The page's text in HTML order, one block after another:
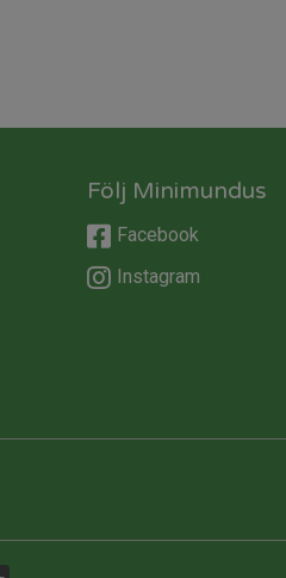
Följ Minimundus
Facebook
Instagram